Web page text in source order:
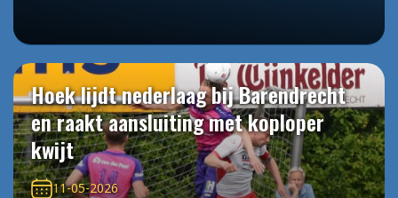
Hoek lijdt nederlaag bij Barendrecht
en raakt aansluiting met koploper
kwijt
11-05-2026